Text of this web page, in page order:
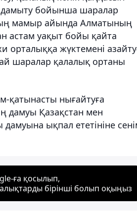
дамыту бойынша шаралар
мамыр айында Алматының
астам уақыт бойы қайта
орталыққа жүктемені
шаралар қалалық ортаны
қатынасты нығайтуға
дамуы Қазақстан мен
ықпал ететініне
ға қосылып,
бірінші болып оқыңыз